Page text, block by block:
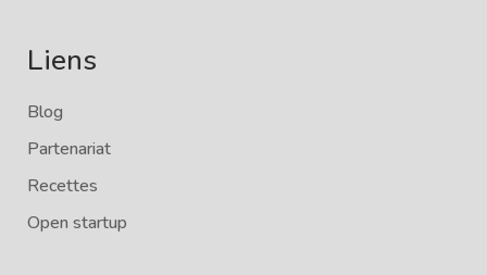
Liens
Blog
Partenariat
Recettes
Open startup